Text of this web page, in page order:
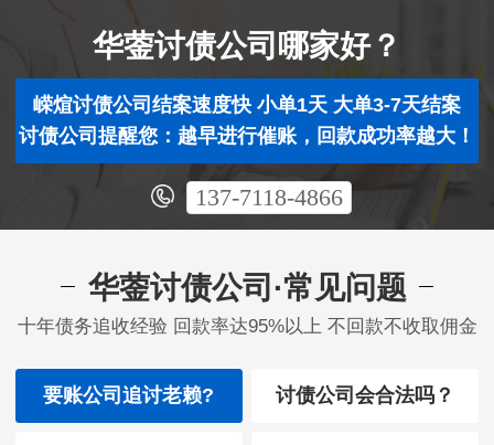
华蓥讨债公司哪家好？
嵘煊讨债公司结案速度快 小单1天 大单3-7天结案
讨债公司提醒您：越早进行催账，回款成功率越大！
137-7118-4866
华蓥讨债公司·常见问题
十年债务追收经验 回款率达95%以上 不回款不收取佣金
要账公司追讨老赖? 讨债公司会合法吗？